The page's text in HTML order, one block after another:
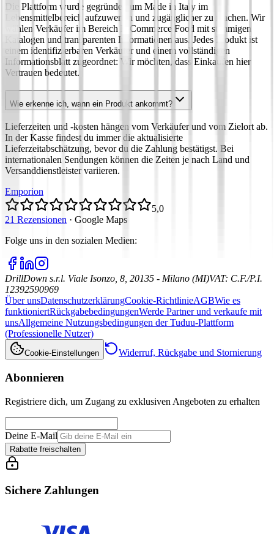
Die Plattform wurde gegründet, um Made in Italy im
Lebensmittelbereich aufzuwerten und zugänglicher zu machen. Wir
wählen Verkäufer im Bereich E‑Commerce Food mit stimmigen
Katalogen und transparenten Informationen aus. Jedes Produkt ist
einem identifizierbaren Verkäufer und einem vollständigen
Informationsblatt zugeordnet: Wir möchten, dass Einkaufen hier
Vertrauen bedeutet.
Wie erkenne ich, wann ein Produkt ankommt?
Lieferzeiten und -kosten hängen vom Verkäufer und vom Zielort ab.
In der Kasse findest du immer die aktualisierte
Lieferzeitabschätzung, bevor du die Zahlung bestätigst. Bei
internationalen Sendungen können die Zeiten je nach Land und
Versanddienstleister variieren.
Emporion
5,0
21 Rezensionen · Google Maps
Folge uns in den sozialen Medien:
DrillDown s.r.l. Viale Isonzo, 8, 20135 - Milano (MI)VAT: C.F./P.I.
12392590969
Über unsDatenschutzerklärungCookie-RichtlinieAGBWie es
funktioniertRückgabebedingungenWerde Partner und verkaufe mit
unsAllgemeine Nutzungsbedingungen der Tuduu-Plattform
(Professionelle Nutzer)
Cookie-Einstellungen Widerruf, Rückgabe und Stornierung
Abonnieren
Registriere dich, um Zugang zu exklusiven Angeboten zu erhalten
Deine E-Mail
Rabatte freischalten
Sichere Zahlungen